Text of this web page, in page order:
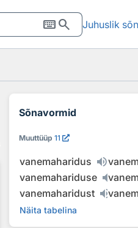
keyboardsearch Juhuslik
Sõnavormid
Muuttüüp 11
vanemaharidus
vanemahariduse
vanemaharidust
Näita tabelina